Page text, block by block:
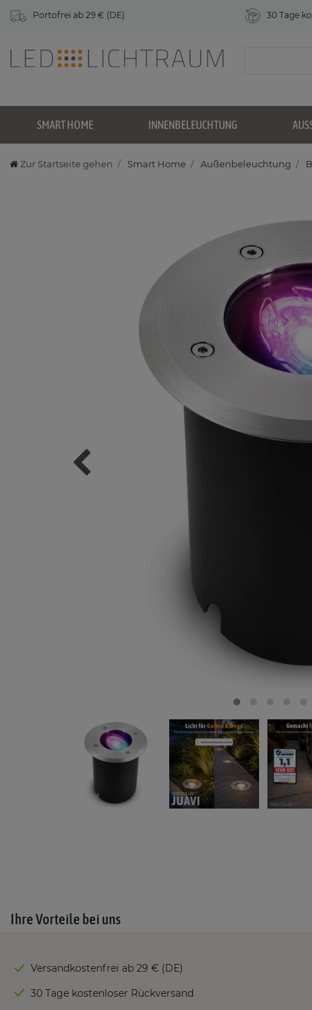
Portofrei ab 29 € (DE) 30 Tage
SMART HOME INNENBELEUCHTUNG
Zur Startseite gehen Smart Home Außenbeleuchtung
Ihre Vorteile bei uns
Versandkostenfrei ab 29 € (DE)
30 Tage kostenloser Rückversand